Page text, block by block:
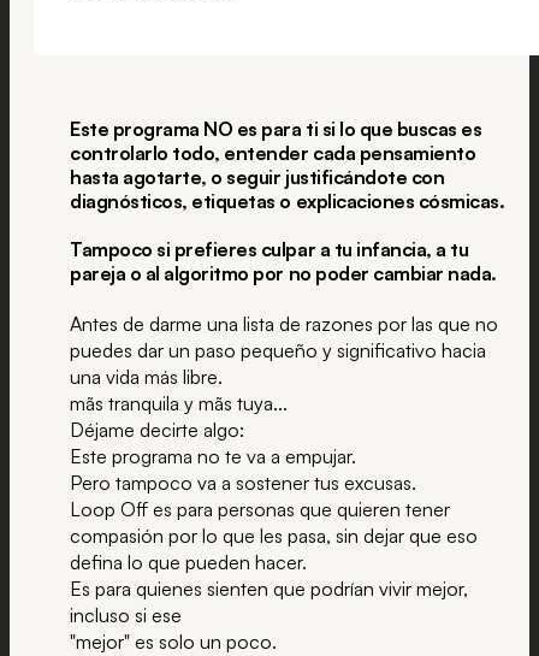
Este programa NO es para ti si lo que buscas es
controlarlo todo, entender cada pensamiento
hasta agotarte, o seguir justificándote con
diagnósticos, etiquetas o explicaciones cósmicas.
Tampoco si prefieres culpar a tu infancia, a tu
pareja o al algoritmo por no poder cambiar nada.
Antes de darme una lista de razones por las que no
puedes dar un paso pequeño y significativo hacia
una vida más libre.
mãs tranquila y mãs tuya...
Déjame decirte algo:
Este programa no te va a empujar.
Pero tampoco va a sostener tus excusas.
Loop Off es para personas que quieren tener
compasión por lo que les pasa, sin dejar que eso
defina lo que pueden hacer.
Es para quienes sienten que podrían vivir mejor,
incluso si ese
"mejor" es solo un poco.